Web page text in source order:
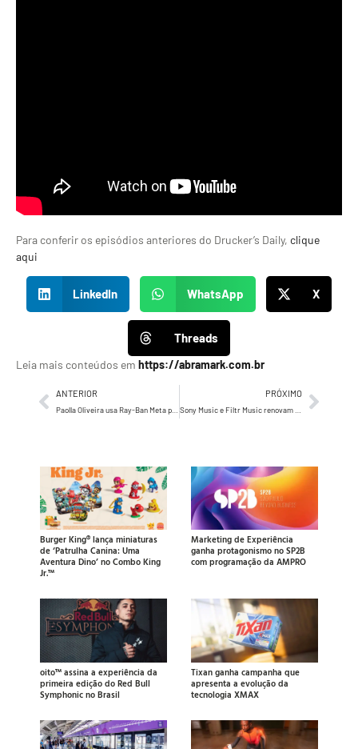
Para conferir os episódios anteriores do Drucker’s Daily, clique
aqui
LinkedIn WhatsApp X
Threads
Leia mais conteúdos em https://abramark.com.br
ANTERIOR PRÓXIMO
Burger King® lança miniaturas
de ‘Patrulha Canina: Uma
Aventura Dino’ no Combo King
Jr.™
Marketing de Experiência
ganha protagonismo no SP2B
com programação da AMPRO
oito™ assina a experiência da
primeira edição do Red Bull
Symphonic no Brasil
Tixan ganha campanha que
apresenta a evolução da
tecnologia XMAX